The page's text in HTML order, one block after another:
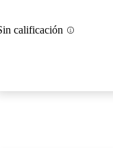
calificación